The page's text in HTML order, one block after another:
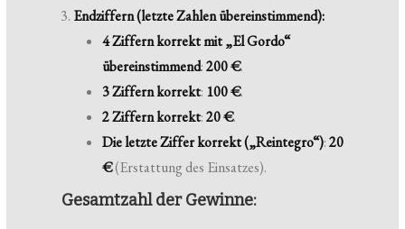
Endziffern (letzte Zahlen übereinstimmend):
4 Ziffern korrekt mit „El Gordo“
übereinstimmend:200 €.
3 Ziffern korrekt: 100 €.
2 Ziffern korrekt:20 €.
Die letzte Ziffer korrekt („Reintegro“):20
€(Erstattung des Einsatzes).
Gesamtzahl der Gewinne: